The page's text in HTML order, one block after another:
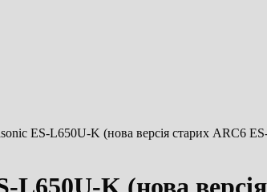
ES-L650U-K (нова версія старих ARC6